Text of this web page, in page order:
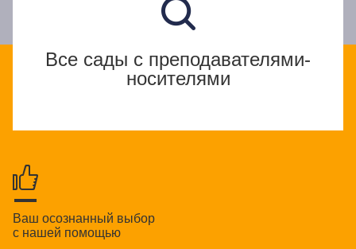
Все сады с преподавателями-
носителями
Ваш осознанный выбор
с нашей помощью